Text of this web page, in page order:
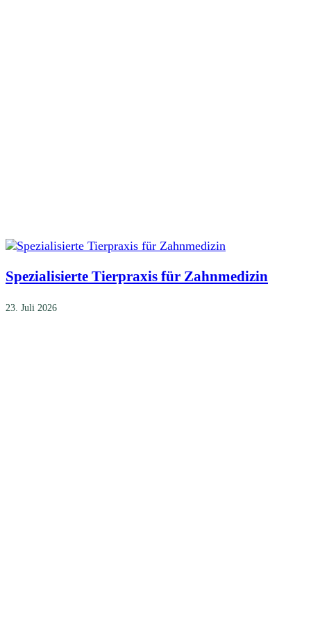
Spezialisierte Tierpraxis für Zahnmedizin
23. Juli 2026